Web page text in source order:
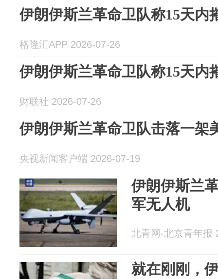
伊朗伊斯兰革命卫队称15天内
格隆汇APP 2026-07-26
伊朗伊斯兰革命卫队称15天内
财联社 2026-07-26
伊朗伊斯兰革命卫队击落一架
央视新闻客户端 2026-07-19
伊朗伊斯兰
军无人机
北青网-北京青年报
就在刚刚，